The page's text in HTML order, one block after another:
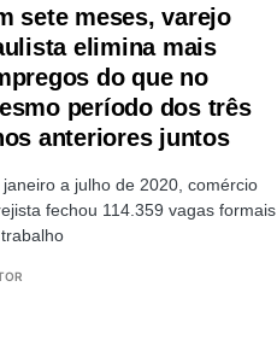
sete meses, varejo
elimina mais
do que no
período dos três
anteriores juntos
janeiro a julho de 2020, comércio
fechou 114.359 vagas formais